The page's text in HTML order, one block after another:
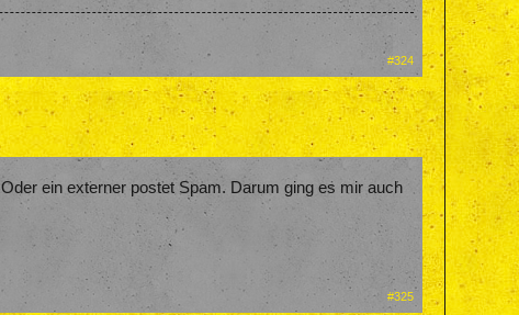
#324
Oder ein externer postet Spam. Darum ging es mir auch
#325